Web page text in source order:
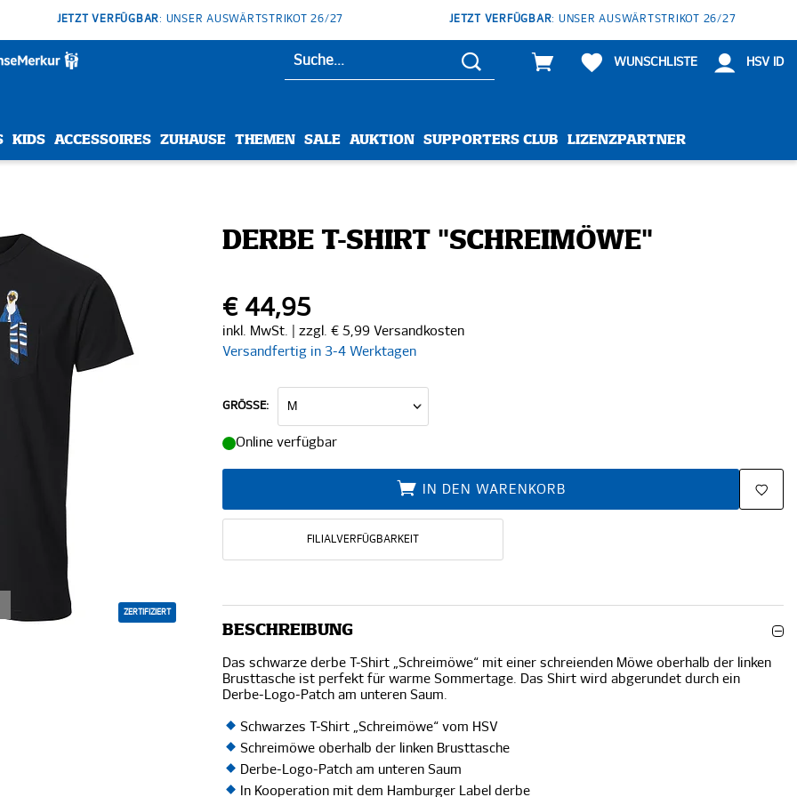
JETZT VERFÜGBAR: UNSER AUSWÄRTSTRIKOT 26/27 JETZT VERFÜGBAR: UNSER AUSWÄRTSTRIKOT 26/27
WUNSCHLISTE HSV ID
KIDS ACCESSOIRES ZUHAUSE THEMEN SALE AUKTION SUPPORTERS CLUB LIZENZPARTNER
ZERTIFIZIERT
DERBE T-SHIRT "SCHREIMÖWE"
€ 44,95
inkl. MwSt. | zzgl. € 5,99 Versandkosten
Versandfertig in 3-4 Werktagen
GRÖSSE:
Online verfügbar
IN DEN WARENKORB
FILIALVERFÜGBARKEIT
BESCHREIBUNG
Das schwarze derbe T-Shirt „Schreimöwe“ mit einer schreienden Möwe oberhalb der linken
Brusttasche ist perfekt für warme Sommertage. Das Shirt wird abgerundet durch ein
Derbe-Logo-Patch am unteren Saum.
Schwarzes T-Shirt „Schreimöwe“ vom HSV
Schreimöwe oberhalb der linken Brusttasche
Derbe-Logo-Patch am unteren Saum
In Kooperation mit dem Hamburger Label derbe